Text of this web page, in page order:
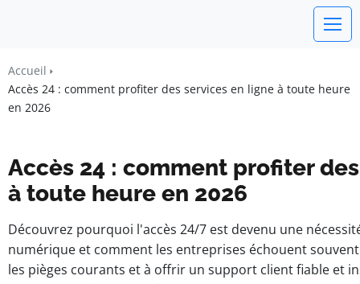
BUSINESS INSIGHTS FOR FRANCE
Accueil
Accès 24 : comment profiter des services en ligne à toute heure
en 2026
Accès 24 : comment profiter
à toute heure en 2026
Découvrez pourquoi l'accès 24/7 est devenu une
numérique et comment les entreprises échouent
les pièges courants et à offrir un support client fiable et